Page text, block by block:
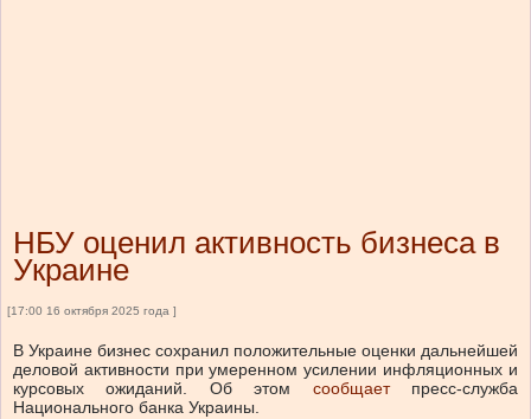
НБУ оценил активность бизнеса в
Украине
[17:00 16 октября 2025 года ]
В Украине бизнес сохранил положительные оценки дальнейшей
деловой активности при умеренном усилении инфляционных и
курсовых ожиданий.
Об этом сообщает
пресс-служба
Национального банка Украины.